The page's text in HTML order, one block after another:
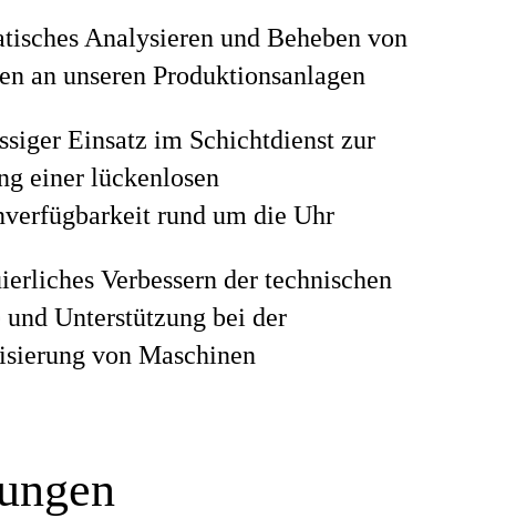
Analysieren und Beheben von
an unseren Produktionsanlagen
Einsatz im Schichtdienst zur
einer lückenlosen
rund um die Uhr
Verbessern der technischen
Unterstützung bei der
von Maschinen